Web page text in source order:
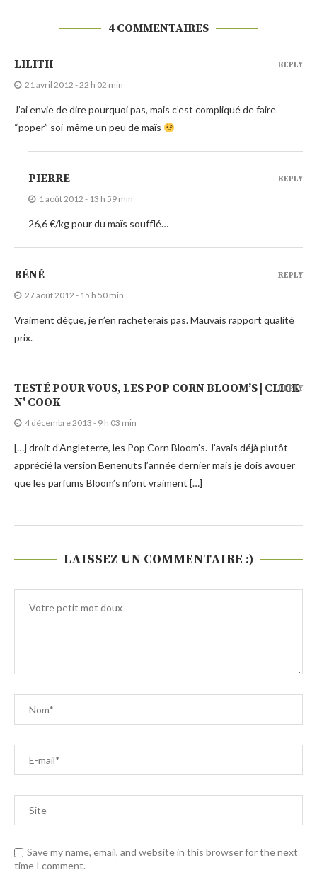
4 COMMENTAIRES
LILITH
21 avril 2012 - 22 h 02 min
J’ai envie de dire pourquoi pas, mais c’est compliqué de faire
“poper” soi-même un peu de maïs
REPLY
PIERRE
1 août 2012 - 13 h 59 min
26,6 €/kg pour du maïs soufflé…
REPLY
BÉNÉ
27 août 2012 - 15 h 50 min
Vraiment déçue, je n’en racheterais pas. Mauvais rapport qualité
prix.
REPLY
TESTÉ POUR VOUS, LES POP CORN BLOOM’S | CLICK
N' COOK
4 décembre 2013 - 9 h 03 min
[…] droit d’Angleterre, les Pop Corn Bloom’s. J’avais déjà plutôt
apprécié la version Benenuts l’année dernier mais je dois avouer
que les parfums Bloom’s m’ont vraiment […]
REPLY
LAISSEZ UN COMMENTAIRE :)
Save my name, email, and website in this browser for the next
time I comment.